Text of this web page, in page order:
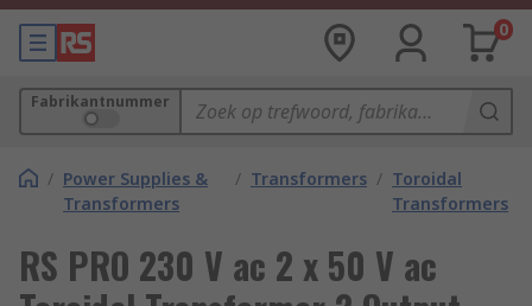
0
Fabrikantnummer
/ Power Supplies &
Transformers
/ Transformers / Toroidal
Transformers
RS PRO 230 V ac 2 x 50 V ac